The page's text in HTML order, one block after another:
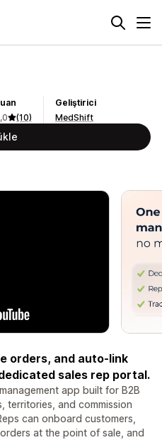
(10)
Geliştirici
MedShift
orders, and auto-link
sales rep portal.
app built for B2B
territories, and commission
can onboard customers,
at the point of sale, and